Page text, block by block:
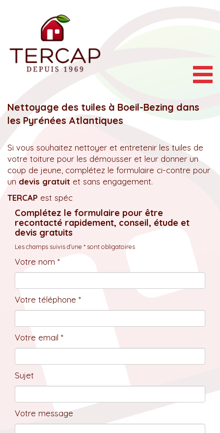
Nettoyage des tuiles à Boeil-Bezing dans
les Pyrénées Atlantiques
Si vous souhaitez nettoyer et entretenir les tuiles de
votre toiture pour les démousser et leur donner un
coup de jeune, complétez le formulaire ci-contre pour
un devis gratuit et sans engagement.
TERCAP est spéc
Complétez le formulaire pour être
recontacté rapidement, conseil, étude et
devis gratuits
Les champs suivis d'une * sont obligatoires
Votre nom *
Votre téléphone *
Votre email *
Sujet
Votre message